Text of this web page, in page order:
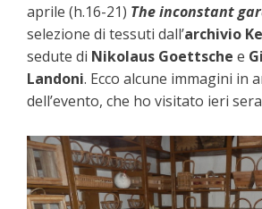
aprile (h.16-21) The inconstant
selezione di tessuti dall’archivio
sedute di Nikolaus Goettsche e
Landoni. Ecco alcune immagini in
dell’evento, che ho visitato ieri